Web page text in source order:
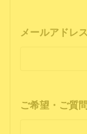
メールアドレス
ご希望・ご質